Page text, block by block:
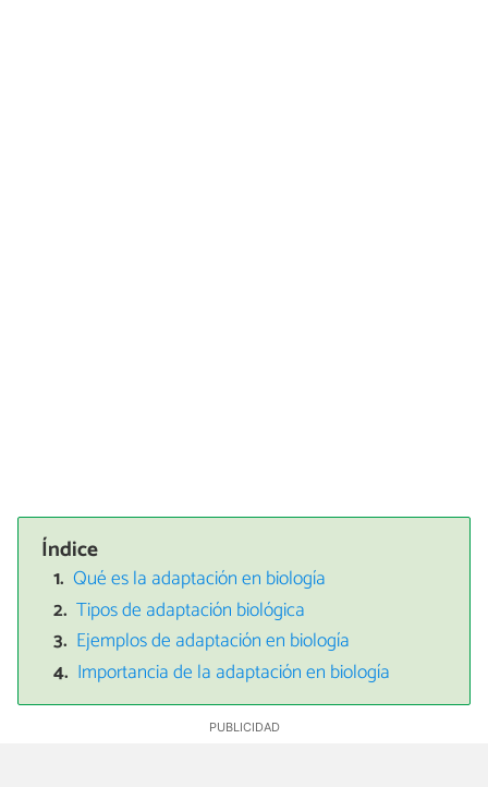
Índice
Qué es la adaptación en biología
Tipos de adaptación biológica
Ejemplos de adaptación en biología
Importancia de la adaptación en biología